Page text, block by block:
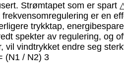
Strømtapet som er
er en
trykktap,
spekter av regulering, og
vil vindtrykket endre seg
(N1 / N2) 3